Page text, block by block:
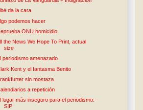
Libé da la cara
podemos hacer
ONU homicidio
the News We Hope To Print, actual
size
periodismo amenazado
Kent y el fantasma Benito
sin mostaza
a repetición
lugar más inseguro para el periodismo.-
SIP